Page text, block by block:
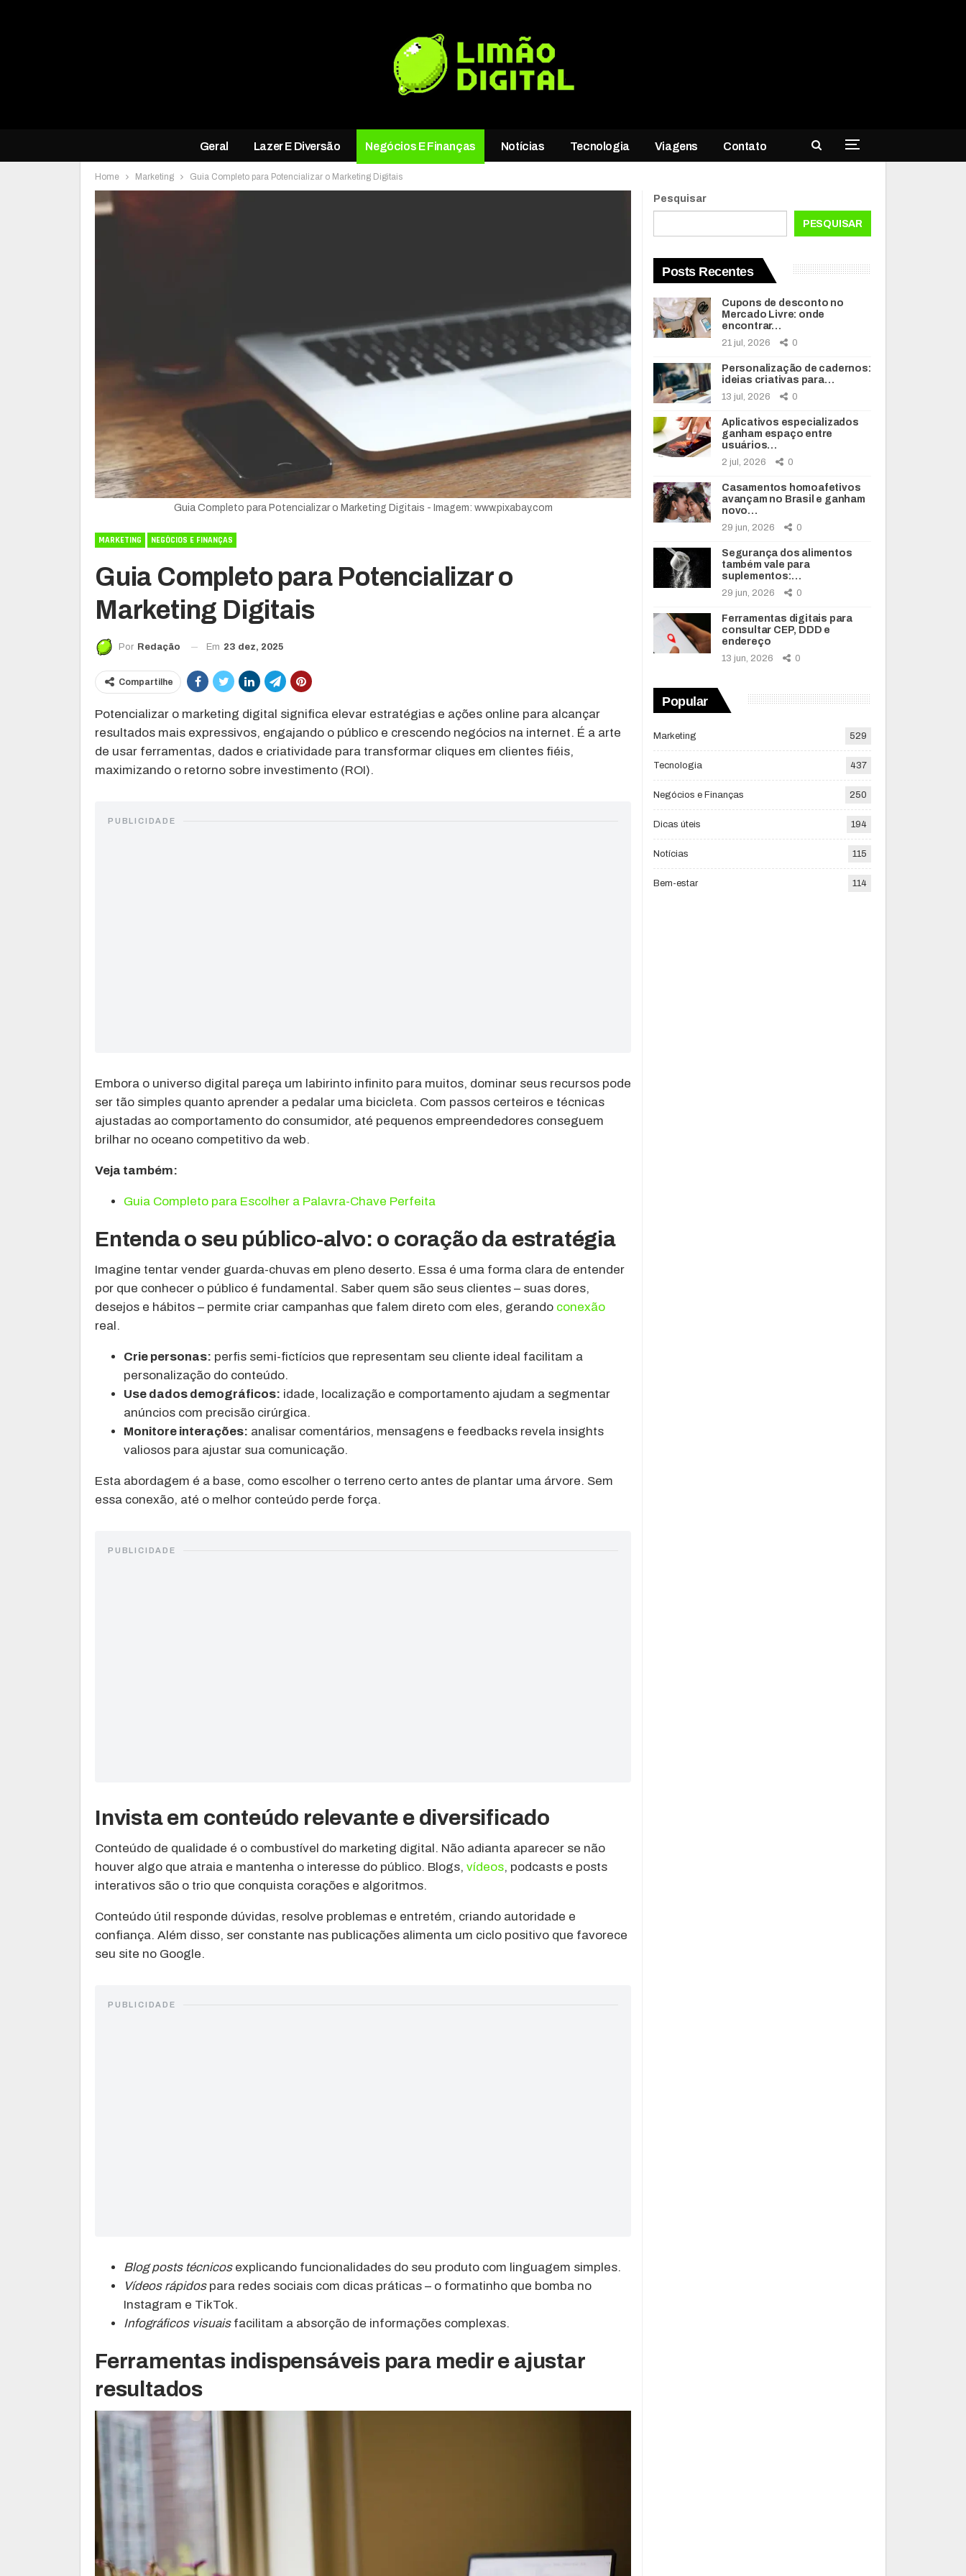
Geral Lazer E Diversão Negócios E Finanças Notícias Tecnologia Viagens Contato
Home Marketing Guia Completo para Potencializar o Marketing Digitais
Guia Completo para Potencializar o Marketing Digitais - Imagem: www.pixabay.com
MARKETING NEGÓCIOS E FINANÇAS
Guia Completo para Potencializar o
Marketing Digitais
Por Redação Em 23 dez, 2025
Compartilhe
Potencializar o marketing digital significa elevar estratégias e ações online para alcançar
resultados mais expressivos, engajando o público e crescendo negócios na internet. É a arte
de usar ferramentas, dados e criatividade para transformar cliques em clientes fiéis,
maximizando o retorno sobre investimento (ROI).
PUBLICIDADE
Embora o universo digital pareça um labirinto infinito para muitos, dominar seus recursos pode
ser tão simples quanto aprender a pedalar uma bicicleta. Com passos certeiros e técnicas
ajustadas ao comportamento do consumidor, até pequenos empreendedores conseguem
brilhar no oceano competitivo da web.
Veja também:
Guia Completo para Escolher a Palavra-Chave Perfeita
Entenda o seu público-alvo: o coração da estratégia
Imagine tentar vender guarda-chuvas em pleno deserto. Essa é uma forma clara de entender
por que conhecer o público é fundamental. Saber quem são seus clientes – suas dores,
desejos e hábitos – permite criar campanhas que falem direto com eles, gerando conexão
real.
Crie personas: perfis semi-fictícios que representam seu cliente ideal facilitam a
personalização do conteúdo.
Use dados demográficos: idade, localização e comportamento ajudam a segmentar
anúncios com precisão cirúrgica.
Monitore interações: analisar comentários, mensagens e feedbacks revela insights
valiosos para ajustar sua comunicação.
Esta abordagem é a base, como escolher o terreno certo antes de plantar uma árvore. Sem
essa conexão, até o melhor conteúdo perde força.
PUBLICIDADE
Invista em conteúdo relevante e diversificado
Conteúdo de qualidade é o combustível do marketing digital. Não adianta aparecer se não
houver algo que atraia e mantenha o interesse do público. Blogs, vídeos, podcasts e posts
interativos são o trio que conquista corações e algoritmos.
Conteúdo útil responde dúvidas, resolve problemas e entretém, criando autoridade e
confiança. Além disso, ser constante nas publicações alimenta um ciclo positivo que favorece
seu site no Google.
PUBLICIDADE
Blog posts técnicosexplicando funcionalidades do seu produto com linguagem simples.
Vídeos rápidospara redes sociais com dicas práticas – o formatinho que bomba no
Instagram e TikTok.
Infográficos visuaisfacilitam a absorção de informações complexas.
Ferramentas indispensáveis para medir e ajustar
resultados
Pesquisar
PESQUISAR
Posts Recentes
Cupons de desconto no
Mercado Livre: onde
encontrar…
21 jul, 2026 0
Personalização de cadernos:
ideias criativas para…
13 jul, 2026 0
Aplicativos especializados
ganham espaço entre
usuários…
2 jul, 2026 0
Casamentos homoafetivos
avançam no Brasil e ganham
novo…
29 jun, 2026 0
Segurança dos alimentos
também vale para
suplementos:…
29 jun, 2026 0
Ferramentas digitais para
consultar CEP, DDD e
endereço
13 jun, 2026 0
Popular
Marketing 529
Tecnologia 437
Negócios e Finanças 250
Dicas úteis 194
Notícias 115
Bem-estar 114